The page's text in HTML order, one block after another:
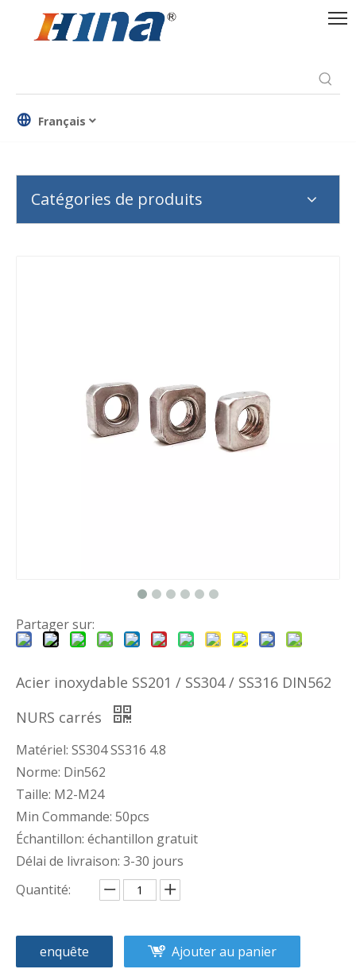
Français
Catégories de produits
Partager sur:
Acier inoxydable SS201 / SS304 / SS316 DIN562
NURS carrés
Matériel: SS304 SS316 4.8
Norme: Din562
Taille: M2-M24
Min Commande: 50pcs
Échantillon: échantillon gratuit
Délai de livraison: 3-30 jours
Quantité:
enquête Ajouter au panier